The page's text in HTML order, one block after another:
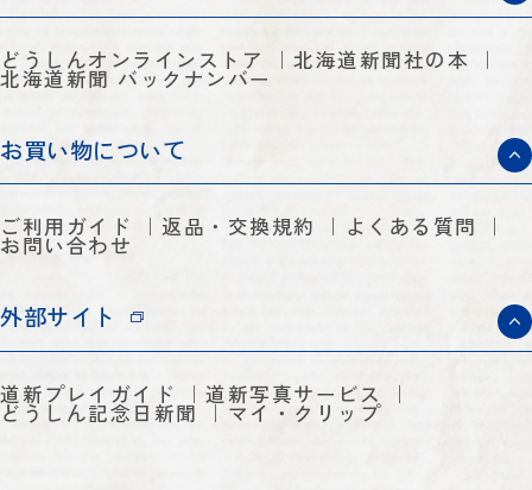
どうしんオンラインストア 北海道新聞社の本
北海道新聞 バックナンバー
お買い物について
ご利用ガイド 返品・交換規約 よくある質問
お問い合わせ
外部サイト
道新プレイガイド 道新写真サービス
どうしん記念日新聞 マイ・クリップ